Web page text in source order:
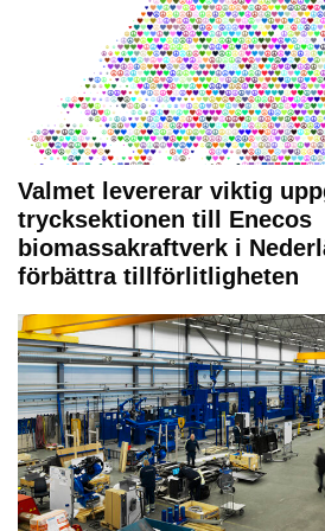
Valmet levererar viktig
trycksektionen till Enecos
biomassakraftverk i
förbättra tillförlitligheten